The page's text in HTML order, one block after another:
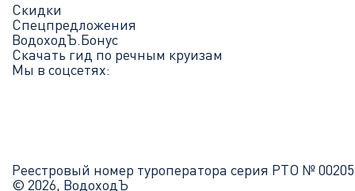
Скидки
Спецпредложения
ВодоходЪ.Бонус
Скачать гид по речным круизам
Мы в соцсетях:
Реестровый номер туроператора серия РТО №
© 2026, ВодоходЪ